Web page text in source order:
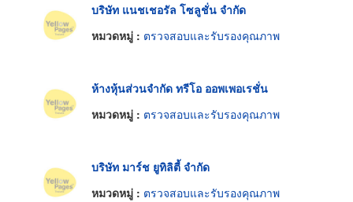
บริษัท แนชเชอรัล โซลูชั่น จำกัด
หมวดหมู่ : ตรวจสอบและรับรองคุณภาพ
ห้างหุ้นส่วนจำกัด ทรีโอ ออพเพอเรชั่น
หมวดหมู่ : ตรวจสอบและรับรองคุณภาพ
บริษัท มาร์ช ยูทิลิตี้ จำกัด
หมวดหมู่ : ตรวจสอบและรับรองคุณภาพ